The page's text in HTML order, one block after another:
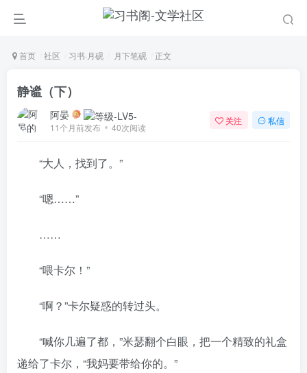
首页 社区 习书·月砚 月下笔砚 正文
静谧（下）
阿晏
11个月前发布 40次阅读
关注 私信
“大人，找到了。”
“嗯……”
……
“喂卡尔！”
“啊？”卡尔疑惑的转过头。
“喊你几遍了都，”米瑟翻个白眼，把一个精致的礼盒
递给了卡尔，“我妈要带给你的。”